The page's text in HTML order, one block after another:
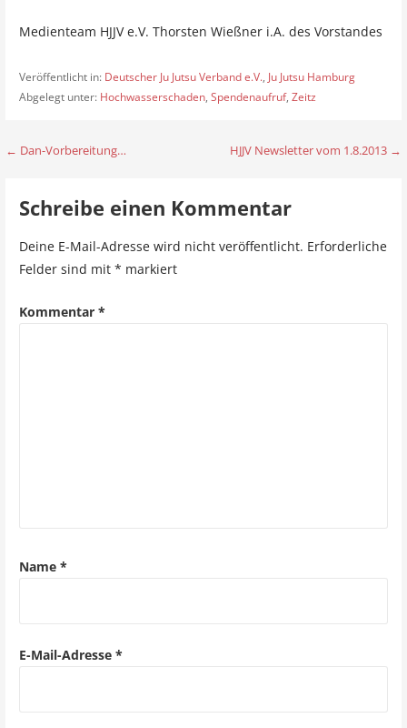
Medienteam HJJV e.V. Thorsten Wießner i.A. des Vorstandes
Veröffentlicht in: Deutscher Ju Jutsu Verband e.V., Ju Jutsu Hamburg
Abgelegt unter: Hochwasserschaden, Spendenaufruf, Zeitz
B
a
← Dan-Vorbereitung… HJJV Newsletter vom 1.8.2013 →
Schreibe einen Kommentar
Deine E-Mail-Adresse wird nicht veröffentlicht. Erforderliche
Felder sind mit * markiert
Kommentar *
Name *
E-Mail-Adresse *